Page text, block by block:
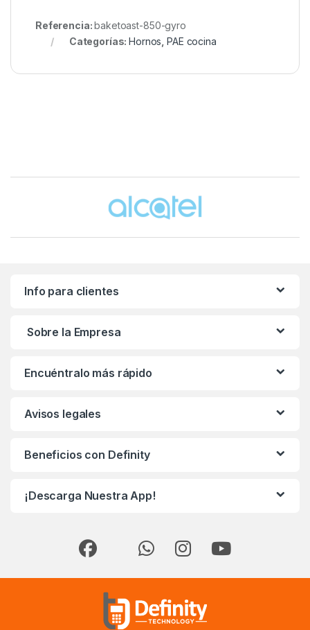
Referencia:baketoast-850-gyro
Categorías:Hornos ,PAE cocina
Info para clientes
Sobre la Empresa
Encuéntralo más rápido
Avisos legales
Beneficios con Definity
¡Descarga Nuestra App!